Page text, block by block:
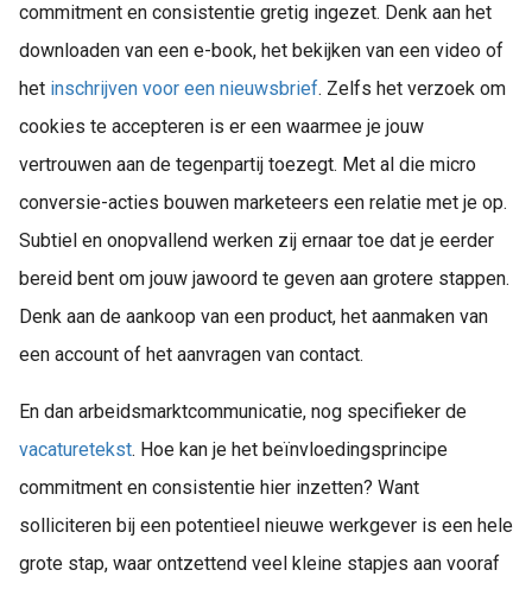
commitment en consistentie gretig ingezet. Denk aan het
downloaden van een e-book, het bekijken van een video of
het inschrijven voor een nieuwsbrief. Zelfs het verzoek om
cookies te accepteren is er een waarmee je jouw
vertrouwen aan de tegenpartij toezegt. Met al die micro
conversie-acties bouwen marketeers een relatie met je op.
Subtiel en onopvallend werken zij ernaar toe dat je eerder
bereid bent om jouw jawoord te geven aan grotere stappen.
Denk aan de aankoop van een product, het aanmaken van
een account of het aanvragen van contact.
En dan arbeidsmarktcommunicatie, nog specifieker de
vacaturetekst. Hoe kan je het beïnvloedingsprincipe
commitment en consistentie hier inzetten? Want
solliciteren bij een potentieel nieuwe werkgever is een hele
grote stap, waar ontzettend veel kleine stapjes aan vooraf